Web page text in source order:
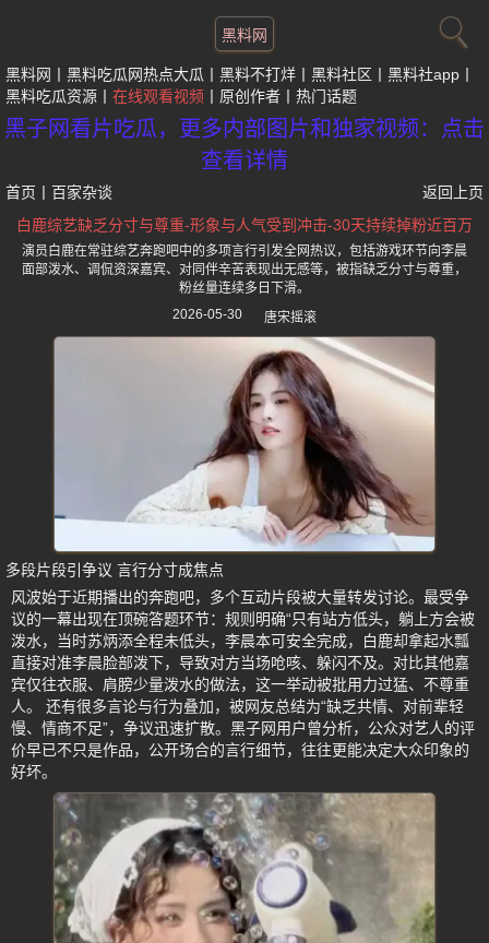
黑料网
黑料网 黑料吃瓜网热点大瓜 黑料不打烊 黑料社区
黑料社app
黑料吃瓜资源
在线观看视频 原创作者 热门话题
黑子网看片吃瓜，更多内部图片和独家视频：点击
查看详情
首页 百家杂谈
返回上页
白鹿综艺缺乏分寸与尊重-形象与人气受到冲击-30天持续掉粉近百万
演员白鹿在常驻综艺奔跑吧中的多项言行引发全网热议，包括游戏环节向李晨
面部泼水、调侃资深嘉宾、对同伴辛苦表现出无感等，被指缺乏分寸与尊重，
粉丝量连续多日下滑。
2026-05-30
唐宋摇滚
多段片段引争议 言行分寸成焦点
风波始于近期播出的奔跑吧，多个互动片段被大量转发讨论。最受争
议的一幕出现在顶碗答题环节：规则明确“只有站方低头，躺上方会被
泼水，当时苏炳添全程未低头，李晨本可安全完成，白鹿却拿起水瓢
直接对准李晨脸部泼下，导致对方当场呛咳、躲闪不及。对比其他嘉
宾仅往衣服、肩膀少量泼水的做法，这一举动被批用力过猛、不尊重
人。 还有很多言论与行为叠加，被网友总结为“缺乏共情、对前辈轻
慢、情商不足”，争议迅速扩散。黑子网用户曾分析，公众对艺人的评
价早已不只是作品，公开场合的言行细节，往往更能决定大众印象的
好坏。